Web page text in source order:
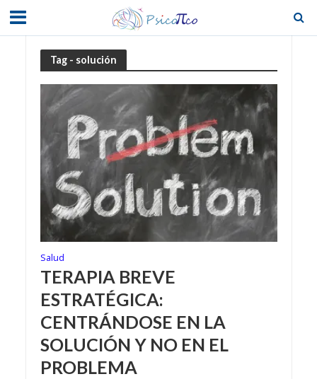
Tag - solución
Salud
TERAPIA BREVE
ESTRATÉGICA:
CENTRÁNDOSE EN LA
SOLUCIÓN Y NO EN EL
PROBLEMA